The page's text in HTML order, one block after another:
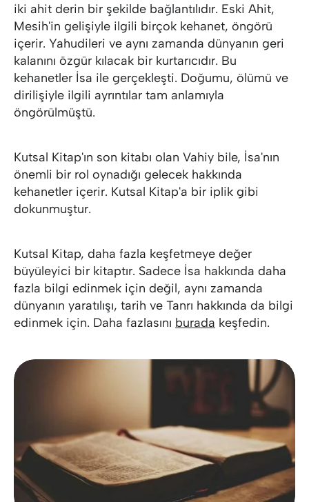
iki ahit derin bir şekilde bağlantılıdır. Eski Ahit,
Mesih'in gelişiyle ilgili birçok kehanet, öngörü
içerir. Yahudileri ve aynı zamanda dünyanın geri
kalanını özgür kılacak bir kurtarıcıdır. Bu
kehanetler İsa ile gerçekleşti. Doğumu, ölümü ve
dirilişiyle ilgili ayrıntılar tam anlamıyla
öngörülmüştü.
Kutsal Kitap'ın son kitabı olan Vahiy bile, İsa'nın
önemli bir rol oynadığı gelecek hakkında
kehanetler içerir. Kutsal Kitap'a bir iplik gibi
dokunmuştur.
Kutsal Kitap, daha fazla keşfetmeye değer
büyüleyici bir kitaptır. Sadece İsa hakkında daha
fazla bilgi edinmek için değil, aynı zamanda
dünyanın yaratılışı, tarih ve Tanrı hakkında da bilgi
edinmek için. Daha fazlasını burada keşfedin.